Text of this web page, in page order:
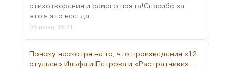
стихотворения и самого поэта!Спасибо за
это,я это всегда…
06 июня, 19:21
Почему несмотря на то, что произведения «12
стульев» Ильфа и Петрова и «Растратчики»…